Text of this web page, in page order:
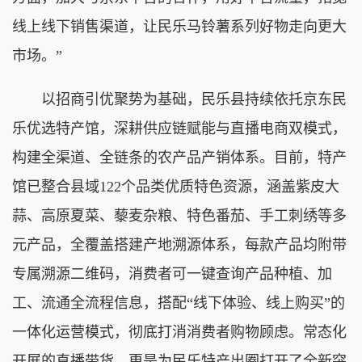
线上线下销售渠道，让民乐马铃薯系列好物走向更大
市场。”
以招商引优聚势为基础，民乐县持续依托京东民
乐优选特产馆，深耕供应链赋能与直播电商双模式，
构建全渠道、全链条的农产品产销体系。目前，特产
馆已整合县域122个品类优质特色资源，涵盖紫皮大
蒜、高原夏菜、藜麦杂粮、特色番茄、手工刺绣等多
元产品，全覆盖搭建产地溯源体系，每款产品均附带
专属溯源二维码，消费者可一键查询产品种植、加
工、流通全流程信息，搭配“线下体验、线上购买”的
一体化运营模式，彻底打消消费者购物顾虑。常态化